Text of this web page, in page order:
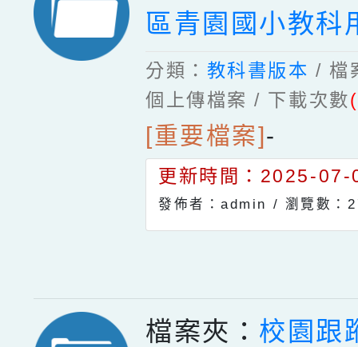
區青園國小教科
分類： 教科書版本 / 檔
個上傳檔案 / 下載次數
[重要檔案]-
更新時間：2025-
發佈者：admin / 瀏覽數：
檔案夾： 校園跟